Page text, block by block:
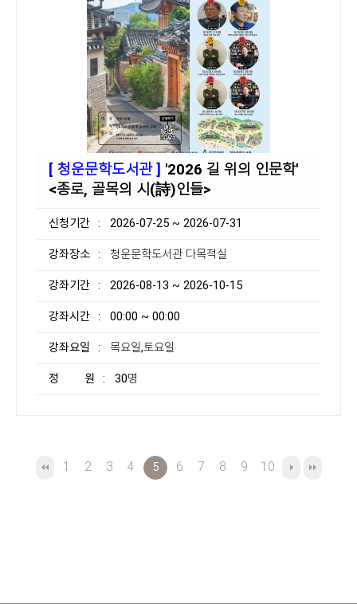
[ 청운문학도서관 ] '2026 길 위의 인문학'
<종로, 골목의 시(詩)인들>
신청기간 : 2026-07-25 ~ 2026-07-31
강좌장소 : 청운문학도서관 다목적실
강좌기간 : 2026-08-13 ~ 2026-10-15
강좌시간 : 00:00 ~ 00:00
강좌요일 : 목요일,토요일
정 원 : 30명
1 2 3 4 5 6 7 8 9 10